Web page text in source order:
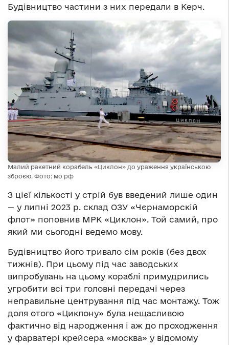
Будівництво частини з них передали в Керч.
Малий ракетний корабель «Циклон» до ураження українською
зброєю. Фото: мо рф
З цієї кількості у стрій був введений лише один
— у липні 2023 р. склад ОЗУ «Чєрнаморскій
флот» поповнив МРК «Циклон». Той самий, про
який ми сьогодні ведемо мову.
Будівництво його тривало сім років (без двох
тижнів). При цьому під час заводських
випробувань на цьому кораблі примудрились
угробити всі три головні передачі через
неправильне центрування під час монтажу. Тож
доля отого «Циклону» була нещасливою
фактично від народження і аж до проходження
у фарватері крейсера «москва» у відомому